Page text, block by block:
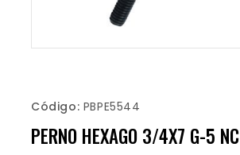
Código: PBPE5544
PERNO HEXAGO 3/4X7 G-5 NC